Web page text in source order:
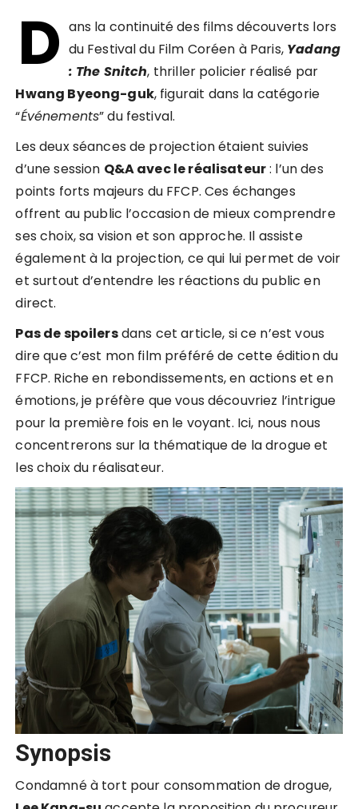
D ans la continuité des films découverts lors
du Festival du Film Coréen à Paris, Yadang
: The Snitch, thriller policier réalisé par
Hwang Byeong-guk, figurait dans la catégorie
“Événements” du festival.
Les deux séances de projection étaient suivies
d’une session Q&A avec le réalisateur: l’un des
points forts majeurs du FFCP. Ces échanges
offrent au public l’occasion de mieux comprendre
ses choix, sa vision et son approche. Il assiste
également à la projection, ce qui lui permet de voir
et surtout d’entendre les réactions du public en
direct.
Pas de spoilersdans cet article, si ce n’est vous
dire que c’est mon film préféré de cette édition du
FFCP. Riche en rebondissements, en actions et en
émotions, je préfère que vous découvriez l’intrigue
pour la première fois en le voyant. Ici, nous nous
concentrerons sur la thématique de la drogue et
les choix du réalisateur.
Synopsis
Condamné à tort pour consommation de drogue,